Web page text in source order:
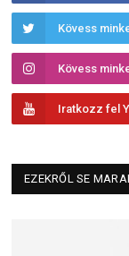
Kövess
Kövess
Iratkozz fel
EZEKRŐL SE